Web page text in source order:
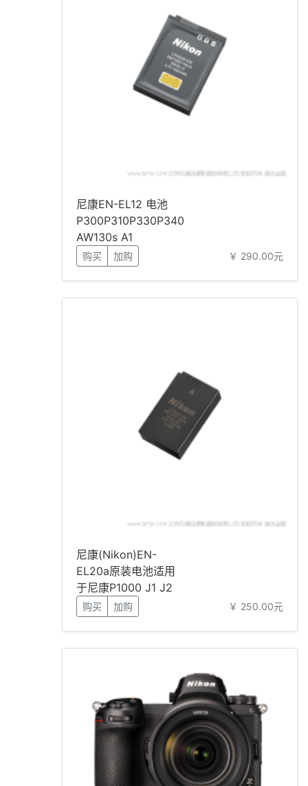
尼康EN-EL12 电池
P300P310P330P340
AW130s A1
购买 加购 ￥ 290.00元
尼康(Nikon)EN-
EL20a原装电池适用
于尼康P1000 J1 J2
J3
购买 加购 ￥ 250.00元